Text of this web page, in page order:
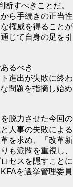
すべきことだ。
ら手続きの正当性
権威を得ることが
じて自身の足を引
るべき
進出が失敗に終わ
問題を指摘し始め
脱力させた今回の
人事の失敗による
を求め、「改革新
も派閥を重視し、
セスを隠すことに
を選挙管理委員